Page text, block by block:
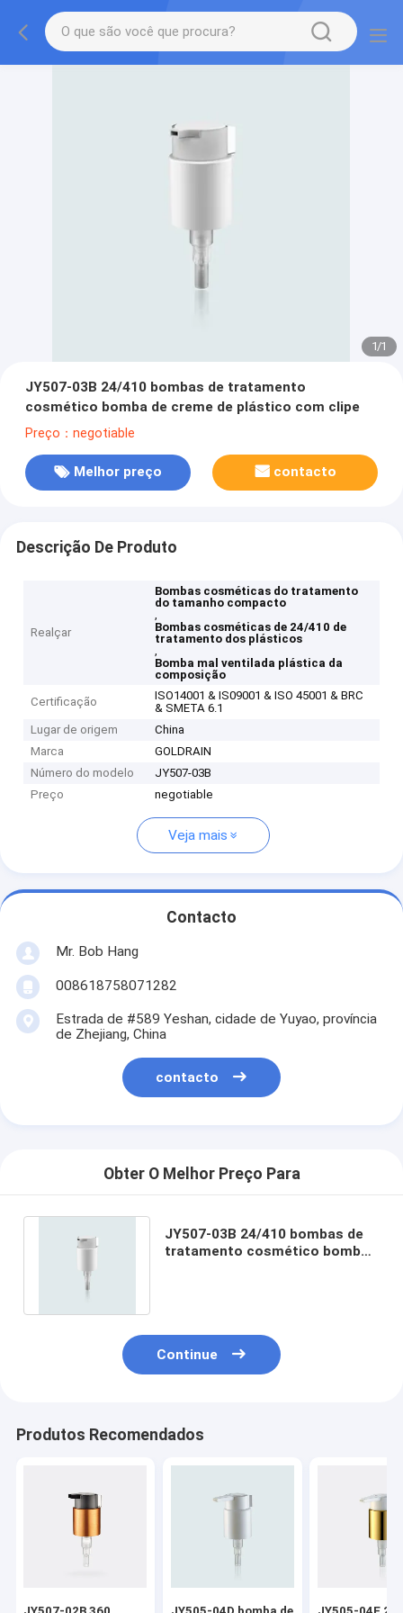
1/1
JY507-03B 24/410 bombas de tratamento
cosmético bomba de creme de plástico com clipe
Preço：negotiable
Melhor preço contacto
Descrição De Produto
Realçar
Bombas cosméticas do tratamento
do tamanho compacto
,
Bombas cosméticas de 24/410 de
tratamento dos plásticos
,
Bomba mal ventilada plástica da
composição
Certificação
ISO14001 & IS09001 & ISO 45001 & BRC
& SMETA 6.1
Lugar de origem
China
Marca
GOLDRAIN
Número do modelo
JY507-03B
Preço
negotiable
Veja mais
Contacto
Mr. Bob Hang
008618758071282
Estrada de #589 Yeshan, cidade de Yuyao, província
de Zhejiang, China
contacto
Obter O Melhor Preço Para
JY507-03B 24/410 bombas de
tratamento cosmético bomba
Continue
Produtos Recomendados